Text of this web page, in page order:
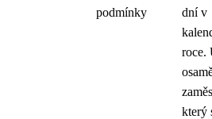
podmínky
dní v
roce.
který